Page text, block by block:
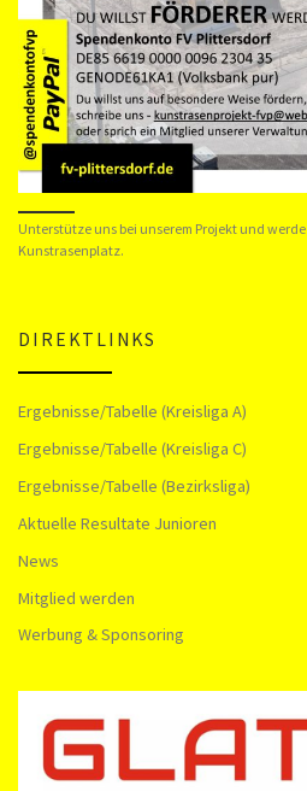
Unterstütze uns bei unserem Projekt und werde
Kunstrasenplatz.
DIREKTLINKS
Ergebnisse/Tabelle (Kreisliga A)
Ergebnisse/Tabelle (Kreisliga C)
Ergebnisse/Tabelle (Bezirksliga)
Aktuelle Resultate Junioren
News
Mitglied werden
Werbung & Sponsoring